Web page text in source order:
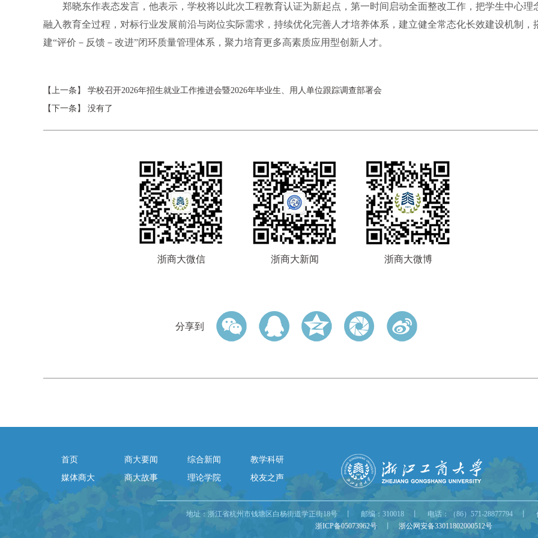
郑晓东作表态发言，他表示，学校将以此次工程教育认证为新起点，第一时间启动全面整改工作，把学生中心理
融入教育全过程，对标行业发展前沿与岗位实际需求，持续优化完善人才培养体系，建立健全常态化长效建设机制，
建“评价－反馈－改进”闭环质量管理体系，聚力培育更多高素质应用型创新人才。
【上一条】 学校召开2026年招生就业工作推进会暨2026年毕业生、用人单位跟踪调查部署会
【下一条】 没有了
浙商大微信 浙商大新闻 浙商大微博
分享到
首页 商大要闻 综合新闻
教学科研
媒体商大
商大故事 理论学院 校友之声
地址：浙江省杭州市钱塘区白杨街道学正街18号 丨 邮编：310018 丨 电话：（86）571-28877794 丨 传
浙ICP备05073962号丨 浙公网安备33011802000512号